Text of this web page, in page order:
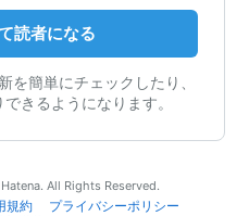
読者になる
を簡単にチェックしたり、
きるようになります。
All Rights Reserved.
規約
プライバシーポリシー